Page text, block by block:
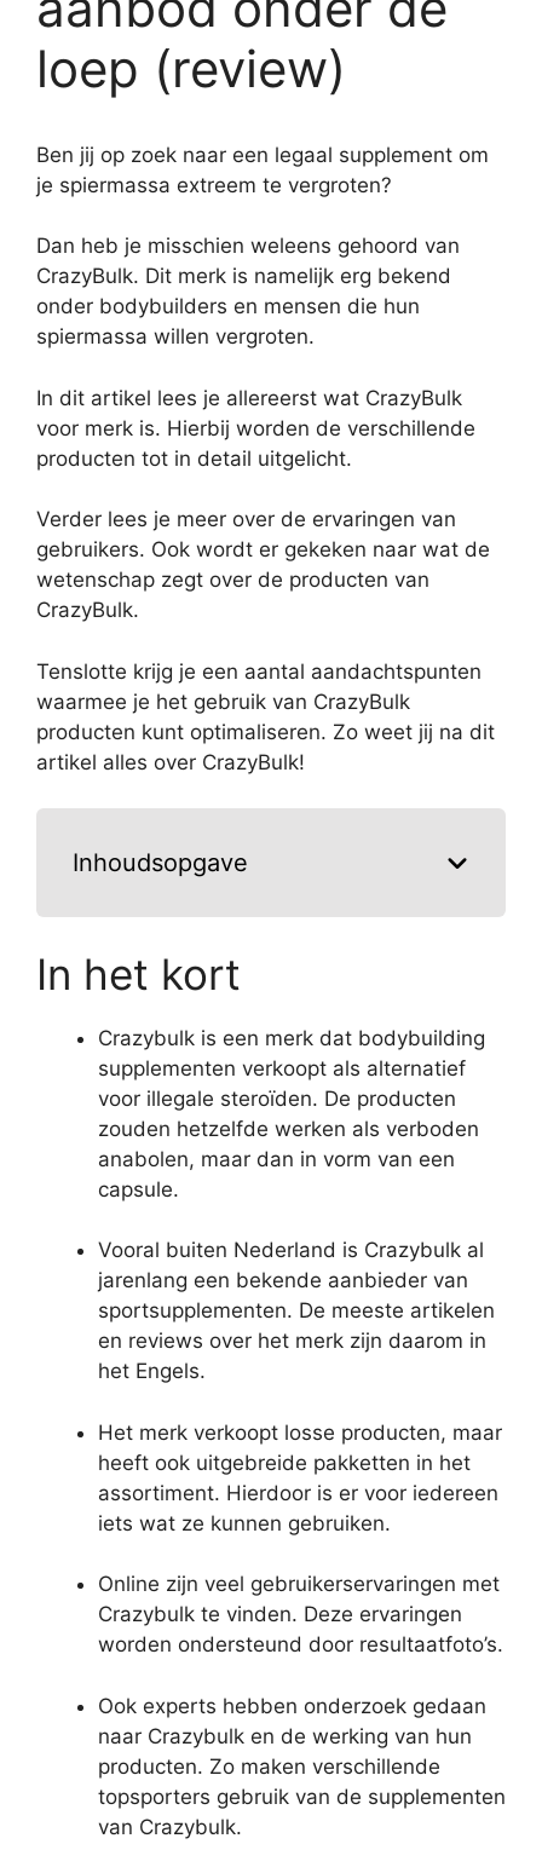
loep (review)
Ben jij op zoek naar een legaal supplement om
je spiermassa extreem te vergroten?
Dan heb je misschien weleens gehoord van
CrazyBulk. Dit merk is namelijk erg bekend
onder bodybuilders en mensen die hun
spiermassa willen vergroten.
In dit artikel lees je allereerst wat CrazyBulk
voor merk is. Hierbij worden de verschillende
producten tot in detail uitgelicht.
Verder lees je meer over de ervaringen van
gebruikers. Ook wordt er gekeken naar wat de
wetenschap zegt over de producten van
CrazyBulk.
Tenslotte krijg je een aantal aandachtspunten
waarmee je het gebruik van CrazyBulk
producten kunt optimaliseren. Zo weet jij na dit
artikel alles over CrazyBulk!
Inhoudsopgave
In het kort
Crazybulk is een merk dat bodybuilding
supplementen verkoopt als alternatief
voor illegale steroïden. De producten
zouden hetzelfde werken als verboden
anabolen, maar dan in vorm van een
capsule.
Vooral buiten Nederland is Crazybulk al
jarenlang een bekende aanbieder van
sportsupplementen. De meeste artikelen
en reviews over het merk zijn daarom in
het Engels.
Het merk verkoopt losse producten, maar
heeft ook uitgebreide pakketten in het
assortiment. Hierdoor is er voor iedereen
iets wat ze kunnen gebruiken.
Online zijn veel gebruikerservaringen met
Crazybulk te vinden. Deze ervaringen
worden ondersteund door resultaatfoto’s.
Ook experts hebben onderzoek gedaan
naar Crazybulk en de werking van hun
producten. Zo maken verschillende
topsporters gebruik van de supplementen
van Crazybulk.